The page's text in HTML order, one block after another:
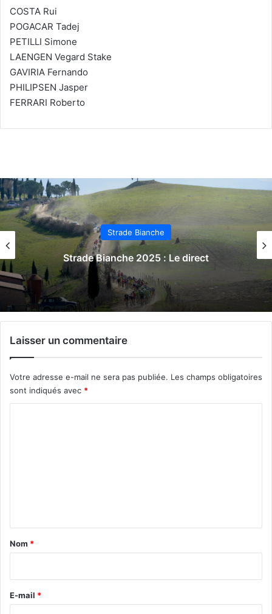
COSTA Rui
POGACAR Tadej
PETILLI Simone
LAENGEN Vegard Stake
GAVIRIA Fernando
PHILIPSEN Jasper
FERRARI Roberto
Strade Bianche
Strade Bianche 2024 : Le direct
Laisser un commentaire
Votre adresse e-mail ne sera pas publiée. Les champs obligatoires
sont indiqués avec *
a
e
Nom *
E-mail *